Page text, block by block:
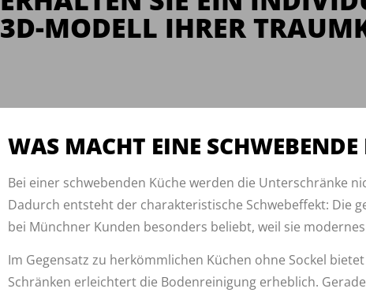
3D-MODELL IHRER
WAS MACHT EINE SCHWEBENDE
Bei einer schwebenden Küche werden die Unterschränke
Dadurch entsteht der charakteristische Schwebeffekt: Die
bei Münchner Kunden besonders beliebt, weil sie
Im Gegensatz zu herkömmlichen Küchen ohne Sockel
Schränken erleichtert die Bodenreinigung erheblich.